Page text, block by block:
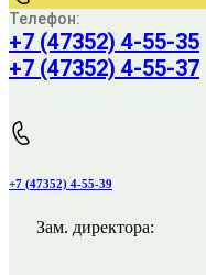
Телефон:
+7 (47352) 4-55-35
+7 (47352) 4-55-37
+7 (47352) 4-55-39
Зам. директора: